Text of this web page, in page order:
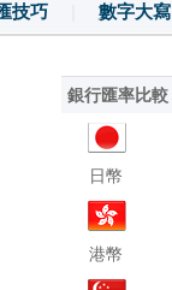
技巧 數字大寫
銀行匯率比較
日幣
港幣